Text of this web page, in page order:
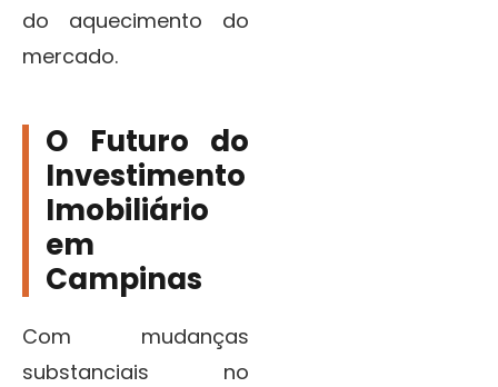
do aquecimento do
mercado.
O Futuro do
Investimento
Imobiliário
em
Campinas
Com mudanças
substanciais no